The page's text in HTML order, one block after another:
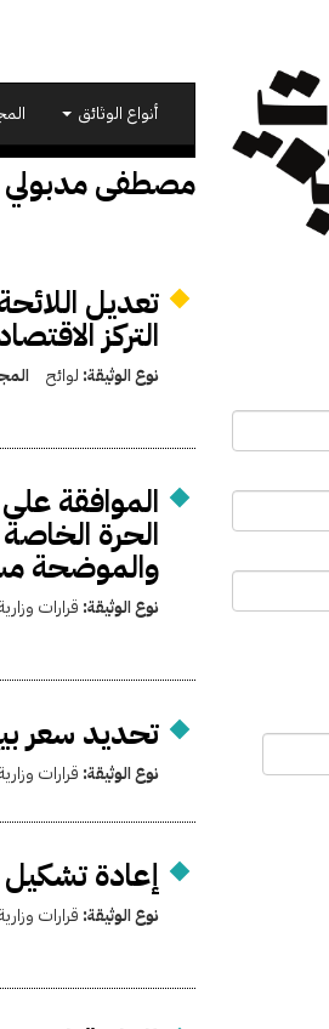
أنواع الوثائق
مصطفى مدبولي
تعديل
التركز
نوع الوثيقة: لوائح
الموافقة
الحرة
والموضحة
نوع الوثيقة: قرارات
تحديد سعر
نوع الوثيقة: قرارات
إعادة تشكيل
نوع الوثيقة: قرارات